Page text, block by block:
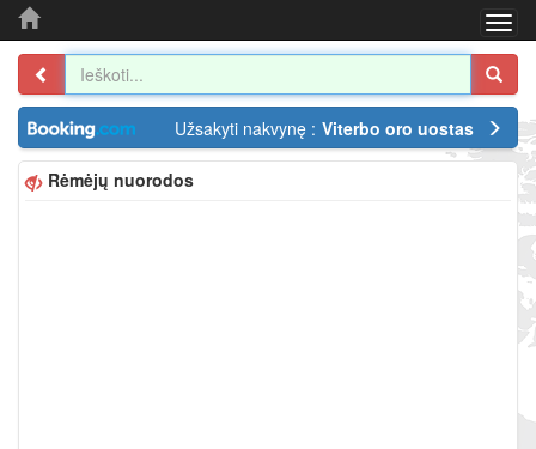
Užsakyti nakvynę : Viterbo oro uostas
Rėmėjų nuorodos